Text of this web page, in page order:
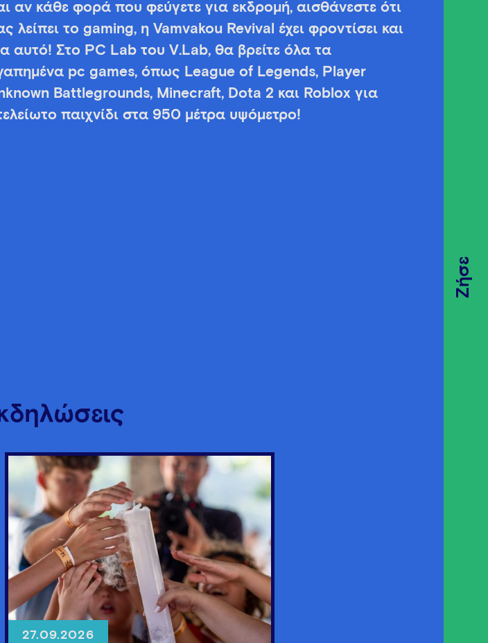
Ζήσε
αν κάθε φορά που φεύγετε για εκδρομή, αισθάνεστε ότι
λείπει το gaming, η Vamvakou Revival έχει φροντίσει και
αυτό! Στο PC Lab του V.Lab, θα βρείτε όλα τα
pc games, όπως League of Legends, Player
Battlegrounds, Minecraft, Dota 2 και Roblox για
παιχνίδι στα 950 μέτρα υψόμετρο!
27.09.2026